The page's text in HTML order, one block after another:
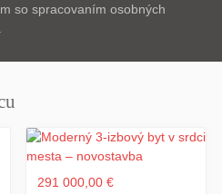
so spracovaním osobných
291 000,00 €